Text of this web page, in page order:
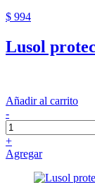
$ 994
Lusol
Añadir al carrito
-
+
Agregar